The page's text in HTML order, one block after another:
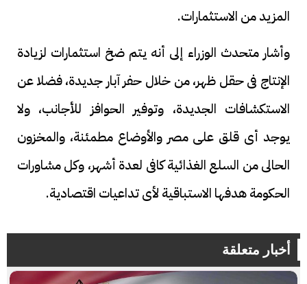
المزيد من الاستثمارات.
وأشار متحدث الوزراء إلى أنه يتم ضخ استثمارات لزيادة
الإنتاج فى حقل ظهر، من خلال حفر آبار جديدة، فضلا عن
الاستكشافات الجديدة، وتوفير الحوافز للأجانب، ولا
يوجد أى قلق على مصر والأوضاع مطمئنة، والمخزون
الحالى من السلع الغذائية كافى لعدة أشهر، وكل مشاورات
الحكومة هدفها الاستباقية لأى تداعيات اقتصادية.
أخبار متعلقة